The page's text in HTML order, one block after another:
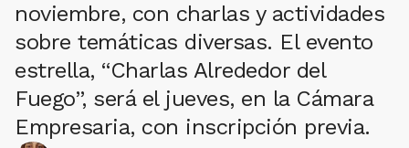
noviembre, con charlas y actividades
sobre temáticas diversas. El evento
estrella, “Charlas Alrededor del
Fuego”, será el jueves, en la Cámara
Empresaria, con inscripción previa.